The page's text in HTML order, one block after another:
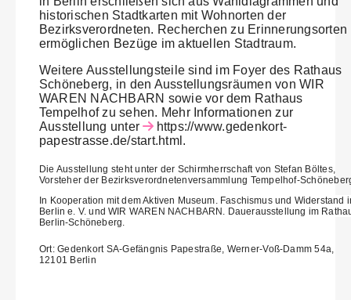
historischen Stadtkarten mit Wohnorten der
Bezirksverordneten. Recherchen zu Erinnerungsorten
ermöglichen Bezüge im aktuellen Stadtraum.
Weitere Ausstellungsteile sind im Foyer des Rathaus
Schöneberg, in den Ausstellungsräumen von WIR
WAREN NACHBARN sowie vor dem Rathaus
Tempelhof zu sehen. Mehr Informationen zur
Ausstellung unter
https://www.gedenkort-
papestrasse.de/start.html.
Die Ausstellung steht unter der Schirmherrschaft von Stefan Böltes,
Vorsteher der Bezirksverordnetenversammlung Tempelhof-
In Kooperation mit dem Aktiven Museum. Faschismus und Widerstand
Berlin e. V. und WIR WAREN NACHBARN. Dauerausstellung im
Berlin-Schöneberg.
Ort: Gedenkort SA-Gefängnis Papestraße, Werner-Voß-Damm 54a,
12101 Berlin